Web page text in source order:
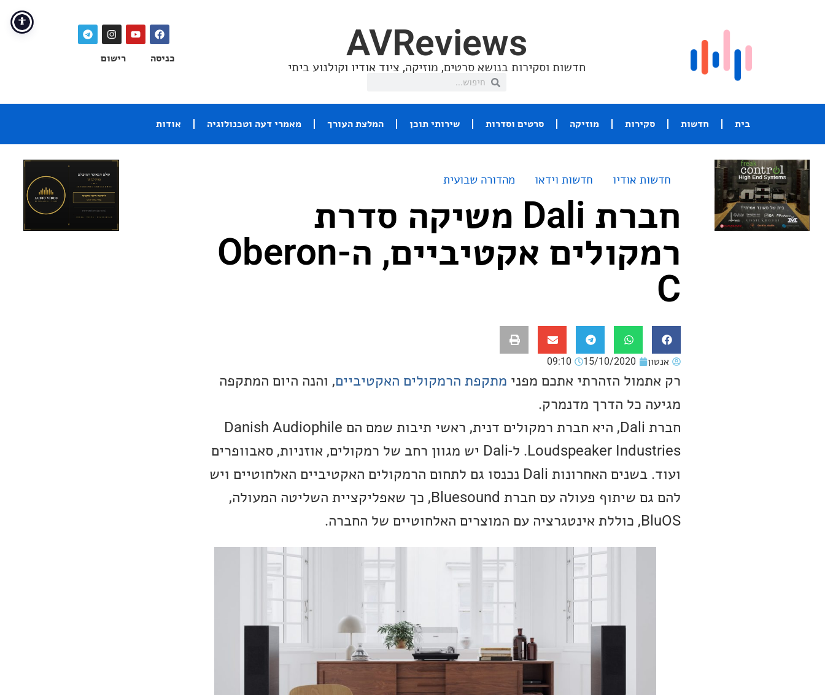
AVReviews
חדשות וסקירות בנושא סרטים, מוזיקה, ציוד אודיו וקולנוע ביתי
כניסה רישום
בית חדשות סקירות מוזיקה סרטים וסדרות שירותי תוכן המלצת העורך מאמרי דעה וטכנולוגיה אודות
חדשות אודיו חדשות וידאו מהדורה שבועית
חברת Dali משיקה סדרת
רמקולים אקטיביים, ה-Oberon
C
אנטון 15/10/2020
09:10
רק אתמול הזהרתי אתכם מפני מתקפת הרמקולים האקטיביים, והנה היום המתקפה
מגיעה כל הדרך מדנמרק.
חברת Dali, היא חברת רמקולים דנית, ראשי תיבות שמם הם Danish Audiophile
Loudspeaker Industries. ל-Dali יש מגוון רחב של רמקולים, אוזניות, סאבוופרים
ועוד. בשנים האחרונות Dali נכנסו גם לתחום הרמקולים האקטיביים האלחוטיים ויש
להם גם שיתוף פעולה עם חברת Bluesound, כך שאפליקציית השליטה המעולה,
BluOS, כוללת אינטגרציה עם המוצרים האלחוטיים של החברה.